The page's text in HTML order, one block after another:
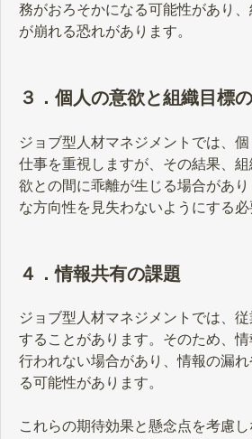
務がおろそかになる可能性があり
が崩れる恐れがあります。
３．個人の意欲と組織目標
ジョブ型人材マネジメントでは、
仕事を重視しますが、その結果、
欲との間に乖離が生じる場合があ
な方向性を見失わないようにする必
４．情報共有の課題
ジョブ型人材マネジメントでは、
することがあります。そのため、
行われない場合があり、情報の漏
る可能性があります。
これらの期待効果と懸念点を考慮